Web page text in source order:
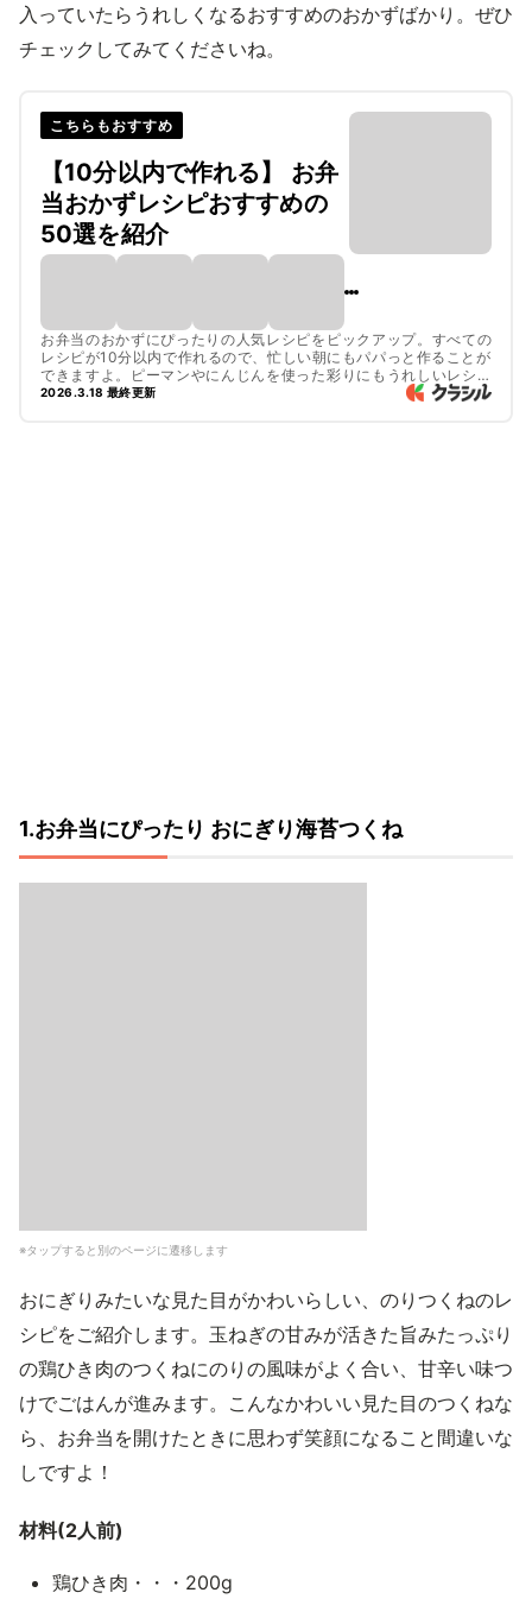
入っていたらうれしくなるおすすめのおかずばかり。ぜひ
チェックしてみてくださいね。
こちらもおすすめ
【10分以内で作れる】 お弁
当おかずレシピおすすめの
50選を紹介
お弁当のおかずにぴったりの人気レシピをピックアップ。すべての
レシピが10分以内で作れるので、忙しい朝にもパパっと作ることが
できますよ。ピーマンやにんじんを使った彩りにもうれしいレシピ
がたくさん。ぜひチェックしてみてくださいね。
2026.3.18 最終更新
1.お弁当にぴったり おにぎり海苔つくね
※タップすると別のページに遷移します
おにぎりみたいな見た目がかわいらしい、のりつくねのレ
シピをご紹介します。玉ねぎの甘みが活きた旨みたっぷり
の鶏ひき肉のつくねにのりの風味がよく合い、甘辛い味つ
けでごはんが進みます。こんなかわいい見た目のつくねな
ら、お弁当を開けたときに思わず笑顔になること間違いな
しですよ！
材料(2人前)
鶏ひき肉・・・200g